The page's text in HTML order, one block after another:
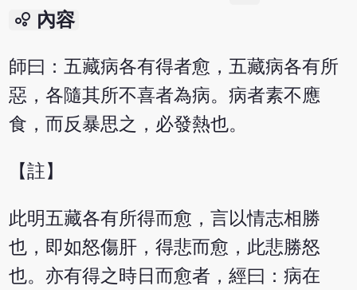
bubble_chart 內容
師曰：五藏病各有得者愈，五藏病各有所
惡，各隨其所不喜者為病。病者素不應
食，而反暴思之，必發熱也。
【註】
此明五藏各有所得而愈，言以情志相勝
也，即如怒傷肝，得悲而愈，此悲勝怒
也。亦有得之時日而愈者，經曰：病在